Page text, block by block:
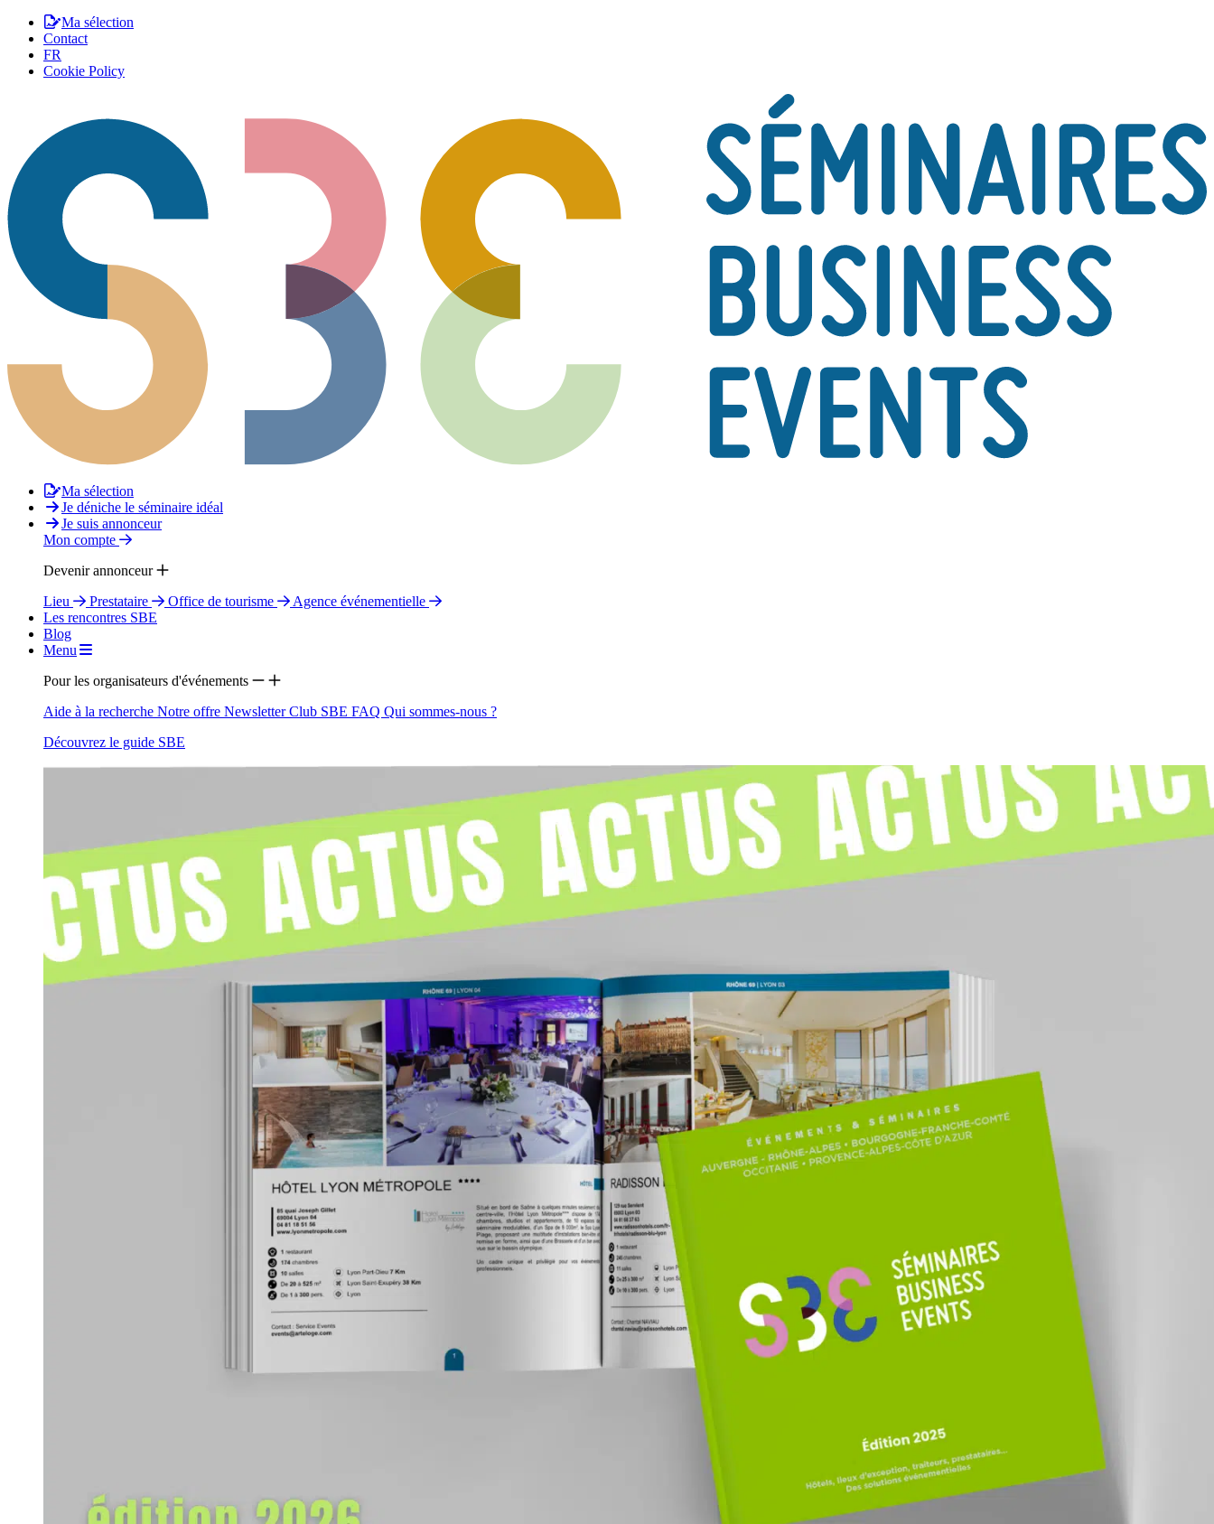
Ma sélection
Contact
FR
Cookie Policy
Ma sélection
Je déniche le séminaire idéal
Je suis annonceur
Mon compte
Devenir annonceur
Lieu
Prestataire Office de tourisme
Agence événementielle
Les rencontres SBE
Blog
Menu
Pour les organisateurs d'événements
Aide à la recherche Notre offre NewsletterClub SBE FAQ Qui sommes-nous ?
Découvrez le guide SBE